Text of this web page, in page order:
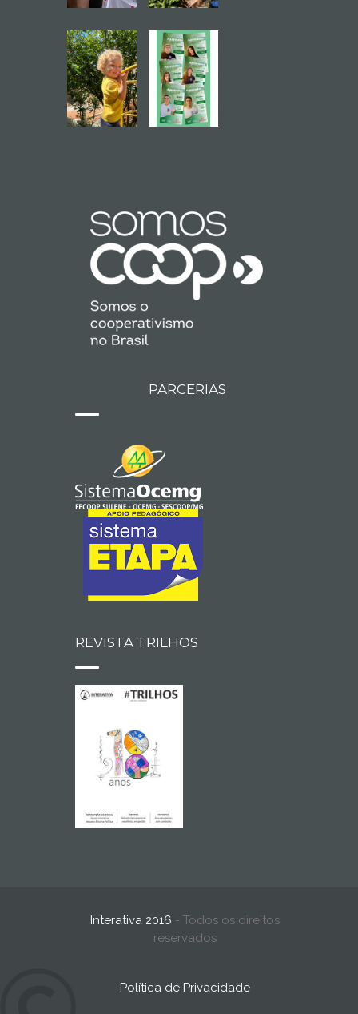
PARCERIAS
REVISTA TRILHOS
Interativa 2016 - Todos os direitos
reservados
Política de Privacidade